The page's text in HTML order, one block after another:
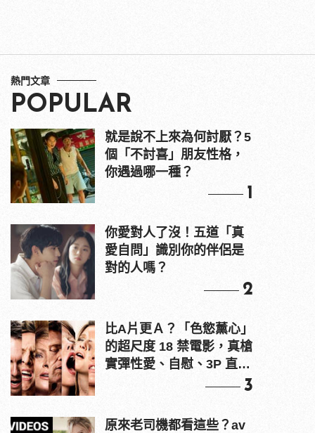
熱門文章
POPULAR
就是說不上來為何討厭？5
個「不討喜」朋友性格，
你遇過哪一種？
1
你愛對人了沒！五道「真
愛自問」識別你的伴侶是
對的人嗎？
2
比A片更Ａ？「色慾薰心」
的超尺度 18 禁電影，真槍
實彈性愛、自慰、3P 直接
3
原來老司機都看這些？av